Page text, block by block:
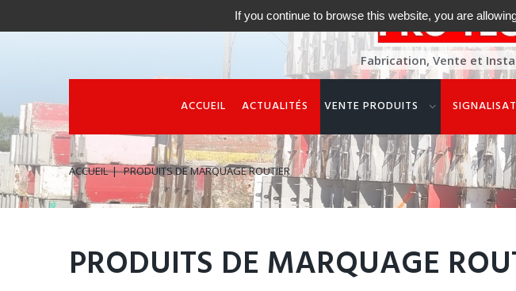
Fabrication, Vente et
ACCUEIL ACTUALITÉS VENTE PRODUITS
ACCUEIL PRODUITS DE MARQUAGE ROUTIER
PRODUITS DE MARQUAGE
If you continue to browse this website, you are